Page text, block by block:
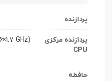
پردازنده
پردازنده مرکزی
CPU
(Octa-core (2×2.0 GHz & 6×1.7 GHz
حافظه